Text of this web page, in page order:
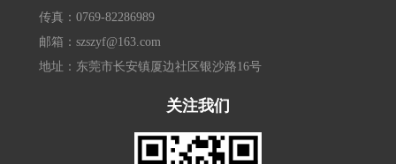
传真：0769-82286989
邮箱：szszyf@163.com
地址：东莞市长安镇厦边社区银沙路16号
关注我们